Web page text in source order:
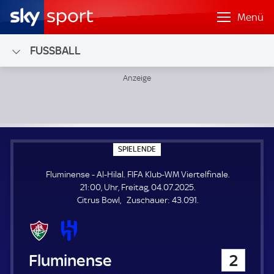
Menü
FUSSBALL
SPIELENDE
P
E
L
E
N
Fluminense - Al-Hilal. FIFA Klub-WM Viertelfinale.
21:00, Uhr, Freitag, 04.07.2025.
Citrus Bowl
Zuschauer: Z
43.091.
Fluminense 2